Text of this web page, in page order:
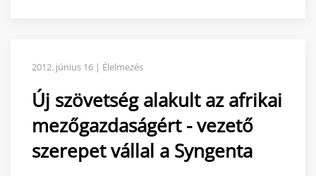
2012. június 16 | Élelmezés
Új szövetség alakult az afrikai
mezőgazdaságért - vezető
szerepet vállal a Syngenta